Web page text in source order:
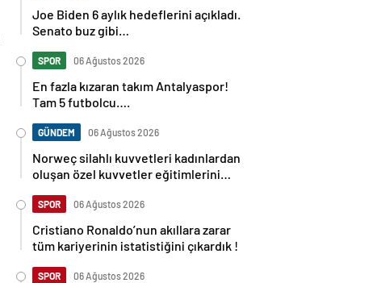
Joe Biden 6 aylık hedeflerini açıkladı.
Senato buz gibi…
SPOR 06 Ağustos 2026
En fazla kızaran takım Antalyaspor!
Tam 5 futbolcu….
GÜNDEM 06 Ağustos 2026
Norweç silahlı kuvvetleri kadınlardan
oluşan özel kuvvetler eğitimlerini
SPOR 06 Ağustos 2026
Cristiano Ronaldo’nun akıllara zarar
tüm kariyerinin istatistiğini çıkardık !
SPOR 06 Ağustos 2026